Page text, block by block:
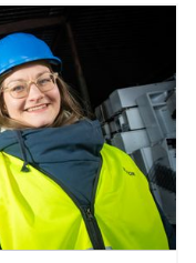
vastaamaan